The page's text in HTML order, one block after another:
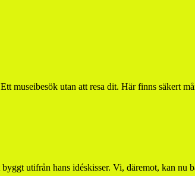
museibesök utan att resa dit. Här finns säkert
utifrån hans idéskisser. Vi, däremot, kan nu